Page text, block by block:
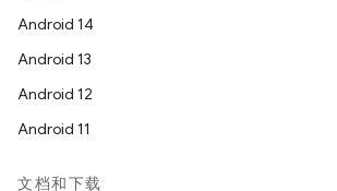
Android 14
Android 13
Android 12
Android 11
文档和下载